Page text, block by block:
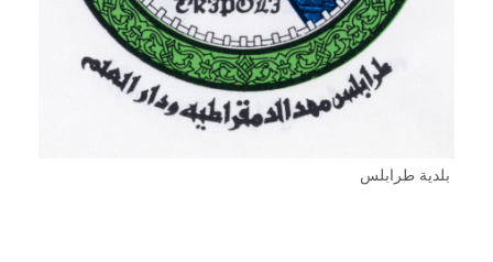
بلدية طرابلس